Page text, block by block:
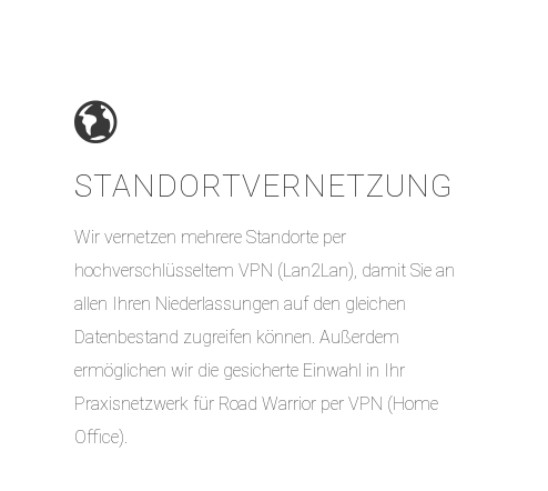
STANDORT­VERNETZUNG
Wir vernetzen mehrere Standorte per
hochverschlüsseltem VPN (Lan2Lan), damit Sie an
allen Ihren Niederlassungen auf den gleichen
Datenbestand zugreifen können. Außerdem
ermöglichen wir die gesicherte Einwahl in Ihr
Praxisnetzwerk für Road Warrior per VPN (Home
Office).